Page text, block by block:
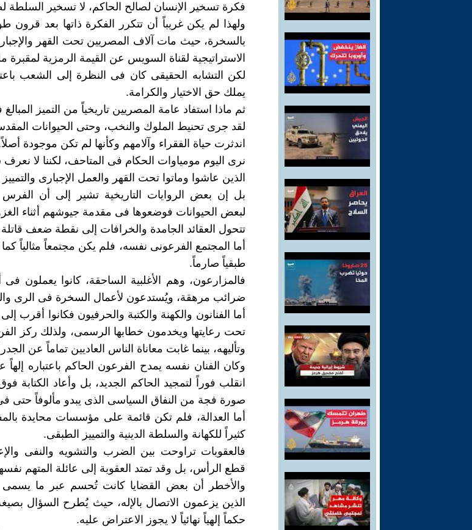
فكرة تسخير الإنسان لصالح الحاكم، لا تسخير السلطة
ولهذا لم يكن غريباً أن تتكرر الفكرة ذاتها بعد
بالسخرة، حيث مات آلاف المصريين تحت القهر
الاستراتيجية لقناة السويس عن القيمة الرمزية لمقبرة
لكن التشابه الحقيقى كان فى النظرة إلى الشعب
يملك حق الاختيار والكرامة.
ثم ماذا استفاد عامة المصريين تاريخياً من التميز
لقد جرى تحنيط الملوك والنخب، وحتى الحيوانات
اندثرت حياة الفقراء وآلامهم وكأنها لم تكن موجودة
نرى اليوم مومياوات الحكام فى المتاحف، لكننا لا نعرف
الذين عاشوا وماتوا تحت القهر والعمل الإجبارى
بل إن بعض الروايات التاريخية تشير إلى أن
لبعض الحيوانات فوضعوها فى مقدمة جيوشهم أثناء
تتحول العقائد الجامدة والخرافات إلى نقطة ضعف
أما المجتمع الفرعونى نفسه، فلم يكن مجتمعاً مثالياً
طبقياً صارماً.
فالمزارعون، وهم الأغلبية الساحقة، كانوا يعملون
ضرائب مرهقة، ويُستدعون لأعمال السخرة فى الرى
أما الفنانون والكهنة والكتبة والحرفيون فكانوا أقرب
تحت رعايتها ويخدمون خطابها الرسمى، ولذلك ركز
وتأليهه، بينما غابت معاناة الناس العاديين تماماً عن
وكان الفنان نفسه يمدح الفرعون الحاكم باعتباره
انقلب فوراً لتمجيد الحاكم الجديد، بل وأعاد الكتابة
صورة فجة من النفاق السياسى الذى يبدو مألوفاً حتى
أما العدالة، فلم تكن قائمة على مؤسسات محايدة
كثيراً للكهانة والسلطة الدينية والتمييز الطبقى.
فالعقوبات تراوحت بين الضرب والتشويه والنفى
قطع الرأس، بل وقد تمتد العقوبة إلى عائلة المتهم
والأخطر أن بعض القضايا كانت تُحسم عبر ما يسمى
الذين يزعمون الاتصال بالإله، حيث يُطرح السؤال بصيغة
حكماً إلهياً نهائياً لا يجوز الاعتراض عليه.